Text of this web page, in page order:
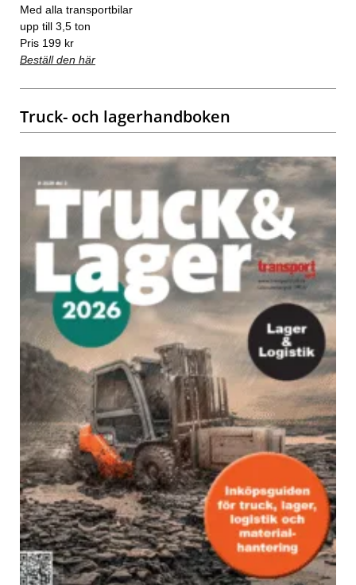
Med alla transportbilar
upp till 3,5 ton
Pris 199 kr
Beställ den här
Truck- och lagerhandboken